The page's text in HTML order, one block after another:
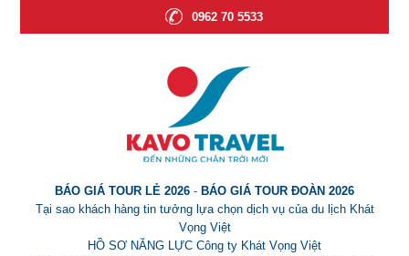
0962 70 5533
BÁO GIÁ TOUR LẺ 2026 - BÁO GIÁ TOUR ĐOÀN 2026
Tại sao khách hàng tin tưởng lựa chọn dịch vụ của du lịch Khát
Vọng Việt
HỒ SƠ NĂNG LỰC Công ty Khát Vọng Việt